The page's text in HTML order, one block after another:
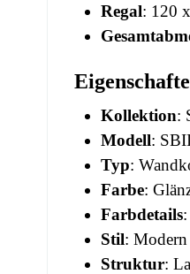
Regal: 120
Kollektion:
Modell:
Typ:
Farbe:
Farbdetails
Stil:
Struktur: